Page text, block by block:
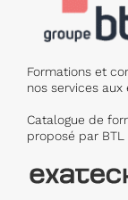
Formations et
nos services
Catalogue de
proposé par